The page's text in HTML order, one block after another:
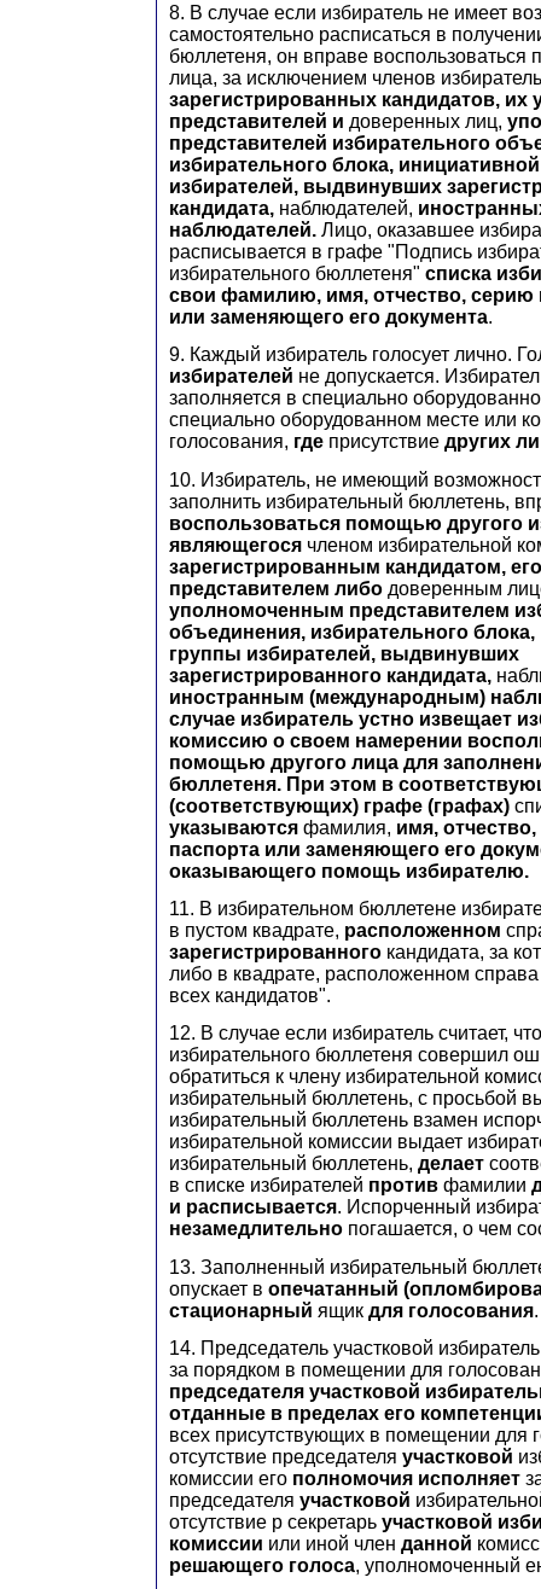
8. В случае если избиратель не имеет
самостоятельно расписаться в
бюллетеня, он вправе воспользоваться
лица, за исключением членов
зарегистрированных кандидатов,
представителей и доверенных лиц,
представителей избирательного
избирательного блока,
избирателей, выдвинувших
кандидата, наблюдателей,
наблюдателей. Лицо, оказавшее
расписывается в графе "Подпись
избирательного бюллетеня" списка
свои фамилию, имя, отчество, серию
или заменяющего его документа.
9. Каждый избиратель голосует лично.
избирателей не допускается.
заполняется в специально
специально оборудованном месте или
голосования, где присутствие других
10. Избиратель, не имеющий
заполнить избирательный бюллетень,
воспользоваться помощью другого
являющегося членом избирательной
зарегистрированным кандидатом,
представителем либо доверенным
уполномоченным представителем
объединения, избирательного
группы избирателей, выдвинувших
зарегистрированного кандидата,
иностранным (международным)
случае избиратель устно извещает
комиссию о своем намерении
помощью другого лица для
бюллетеня. При этом в
(соответствующих) графе (графах)
указываются фамилия, имя,
паспорта или заменяющего его
оказывающего помощь избирателю.
11. В избирательном бюллетене
в пустом квадрате, расположенном
зарегистрированного кандидата, за
либо в квадрате, расположенном
всех кандидатов".
12. В случае если избиратель считает,
избирательного бюллетеня совершил
обратиться к члену избирательной
избирательный бюллетень, с просьбой
избирательный бюллетень взамен
избирательной комиссии выдает
избирательный бюллетень, делает
в списке избирателей против фамилии
и расписывается. Испорченный
незамедлительно погашается, о чем
13. Заполненный избирательный
опускает в опечатанный
стационарный ящик для голосования.
14. Председатель участковой
за порядком в помещении для
председателя участковой
отданные в пределах его
всех присутствующих в помещении для
отсутствие председателя участковой
комиссии его полномочия исполняет
председателя участковой
отсутствие р секретарь участковой
комиссии или иной член данной
решающего голоса, уполномоченный